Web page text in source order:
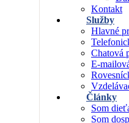
Kontakt
Služby
Hlavné
Chatová
E-
Články
Som
Som